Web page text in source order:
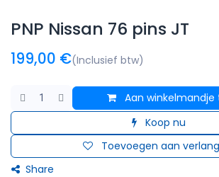
PNP Nissan 76 pins JT
199,00 €(Inclusief btw)
Aan
Koop nu
Toevoegen aan
Share